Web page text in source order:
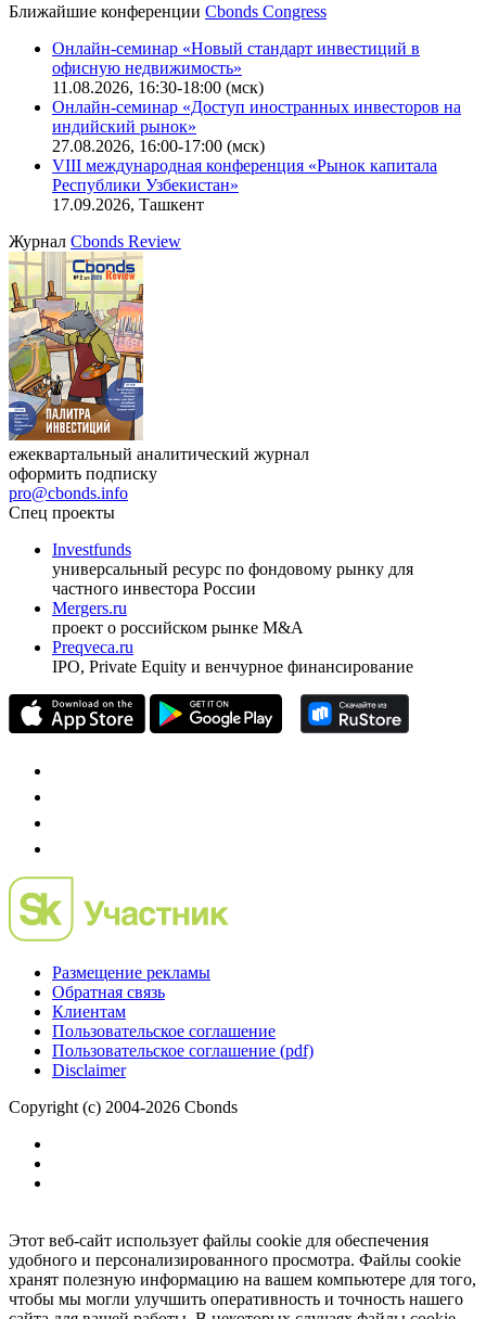
Ближайшие конференции Cbonds Congress
Онлайн-семинар «Новый стандарт инвестиций в
офисную недвижимость»
11.08.2026, 16:30-18:00 (мск)
Онлайн-семинар «Доступ иностранных инвесторов на
индийский рынок»
27.08.2026, 16:00-17:00 (мск)
VIII международная конференция «Рынок капитала
Республики Узбекистан»
17.09.2026, Ташкент
Журнал Cbonds Review
ежеквартальный аналитический журнал
оформить подписку
pro@cbonds.info
Спец проекты
Investfunds
универсальный ресурс по фондовому рынку для
частного инвестора России
Mergers.ru
проект о российском рынке M&A
Preqveca.ru
IPO, Private Equity и венчурное финансирование
Размещение рекламы
Обратная связь
Клиентам
Пользовательское соглашение
Пользовательское соглашение (pdf)
Disclaimer
Copyright (c) 2004-2026 Cbonds
Этот веб-сайт использует файлы cookie для обеспечения
удобного и персонализированного просмотра. Файлы cookie
хранят полезную информацию на вашем компьютере для того,
чтобы мы могли улучшить оперативность и точность нашего